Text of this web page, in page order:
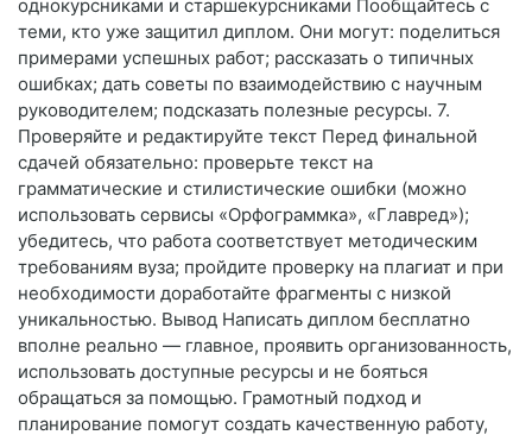
однокурсниками и старшекурсниками Пообщайтесь с
теми, кто уже защитил диплом. Они могут: поделиться
примерами успешных работ; рассказать о типичных
ошибках; дать советы по взаимодействию с научным
руководителем; подсказать полезные ресурсы. 7.
Проверяйте и редактируйте текст Перед финальной
сдачей обязательно: проверьте текст на
грамматические и стилистические ошибки (можно
использовать сервисы «Орфограммка», «Главред»);
убедитесь, что работа соответствует методическим
требованиям вуза; пройдите проверку на плагиат и при
необходимости доработайте фрагменты с низкой
уникальностью. Вывод Написать диплом бесплатно
вполне реально — главное, проявить организованность,
использовать доступные ресурсы и не бояться
обращаться за помощью. Грамотный подход и
планирование помогут создать качественную работу,